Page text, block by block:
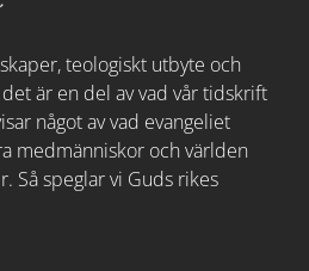
teologiskt utbyte och
är en del av vad vår tidskrift
något av vad evangeliet
medmänniskor och världen
Så speglar vi Guds rikes